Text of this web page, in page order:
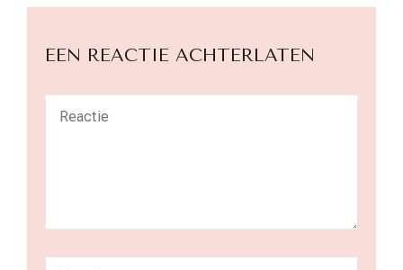
EEN REACTIE ACHTERLATEN